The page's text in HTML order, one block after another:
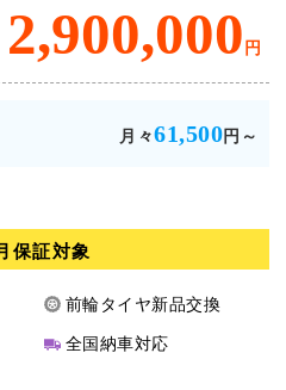
2,900,000 円
月々61,500 円～
保証対象
前輪タイヤ新品交換
全国納車対応